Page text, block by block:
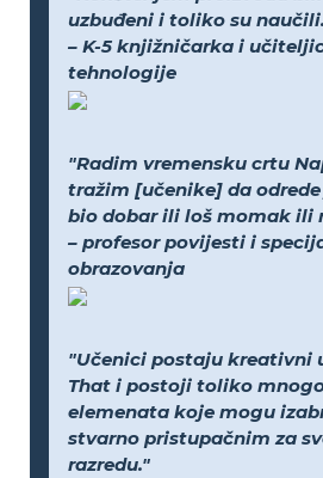
uzbuđeni i toliko su
– K-5 knjižničarka i
tehnologije
"Radim vremensku crtu
tražim [učenike] da
bio dobar ili loš momak ili
– profesor povijesti i
obrazovanja
"Učenici postaju kreativni
That i postoji toliko
elemenata koje mogu
stvarno pristupačnim za
razredu."